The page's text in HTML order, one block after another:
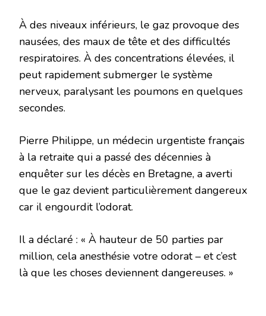
À des niveaux inférieurs, le gaz provoque des
nausées, des maux de tête et des difficultés
respiratoires. À des concentrations élevées, il
peut rapidement submerger le système
nerveux, paralysant les poumons en quelques
secondes.
Pierre Philippe, un médecin urgentiste français
à la retraite qui a passé des décennies à
enquêter sur les décès en Bretagne, a averti
que le gaz devient particulièrement dangereux
car il engourdit l’odorat.
Il a déclaré : « À hauteur de 50 parties par
million, cela anesthésie votre odorat – et c’est
là que les choses deviennent dangereuses. »